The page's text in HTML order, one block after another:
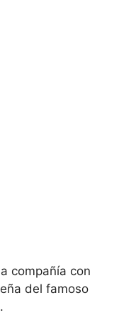
compañía con
del famoso